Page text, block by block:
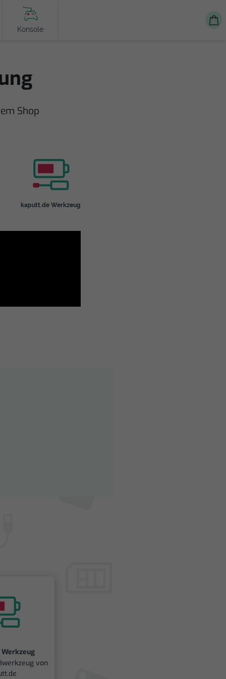
Konsole
Shop
kaputt.de Werkzeug
von